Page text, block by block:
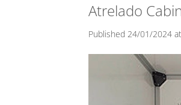
Atrelado
Published 24/01/2024 at